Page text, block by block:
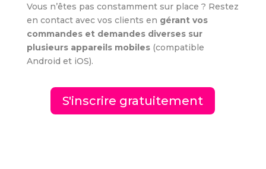
Vous n’êtes pas constamment sur place ? Restez
en contact avec vos clients en gérant vos
commandes et demandes diverses sur
plusieurs appareils mobiles(compatible
Android et iOS).
S'inscrire gratuitement